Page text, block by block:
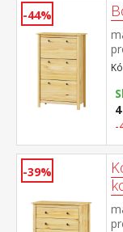
-44%
-
-39%